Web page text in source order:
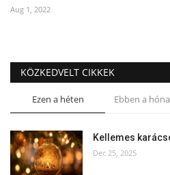
Aug 1, 2022
KÖZKEDVELT CIKKEK
Ezen a héten Ebben a
Kellemes
Dec 25, 2025